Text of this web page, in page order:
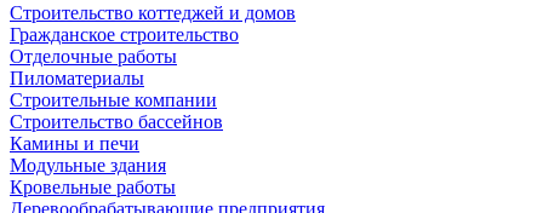
Строительство коттеджей и домов
Гражданское строительство
Отделочные работы
Пиломатериалы
Строительные компании
Строительство бассейнов
Камины и печи
Модульные здания
Кровельные работы
Деревообрабатывающие предприятия